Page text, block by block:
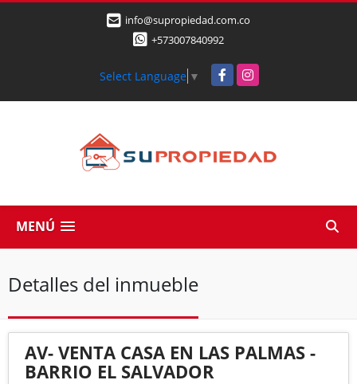
info@supropiedad.com.co
+573007840992
Select Language ▼ FacebookInstagram
MENÚ
Detalles del inmueble
AV- VENTA CASA EN LAS PALMAS -
BARRIO EL SALVADOR